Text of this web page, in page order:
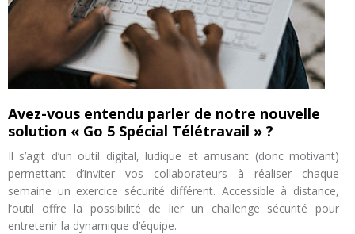
Avez-vous entendu parler de notre nouvelle
solution « Go 5 Spécial Télétravail » ?
Il s’agit d’un outil digital, ludique et amusant (donc motivant)
permettant d’inviter vos collaborateurs à réaliser chaque
semaine un exercice sécurité différent. Accessible à distance,
l’outil offre la possibilité de lier un challenge sécurité pour
entretenir la dynamique d’équipe.